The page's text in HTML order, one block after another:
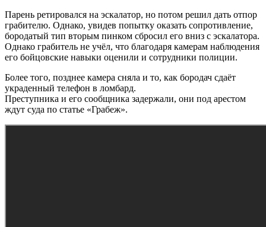
Парень ретировался на эскалатор, но потом решил дать отпор
грабителю. Однако, увидев попытку оказать сопротивление,
бородатый тип вторым пинком сбросил его вниз с эскалатора.
Однако грабитель не учёл, что благодаря камерам наблюдения
его бойцовские навыки оценили и сотрудники полиции.
Более того, позднее камера сняла и то, как бородач сдаёт
украденный телефон в ломбард.
Преступника и его сообщника задержали, они под арестом
ждут суда по статье «Грабеж».